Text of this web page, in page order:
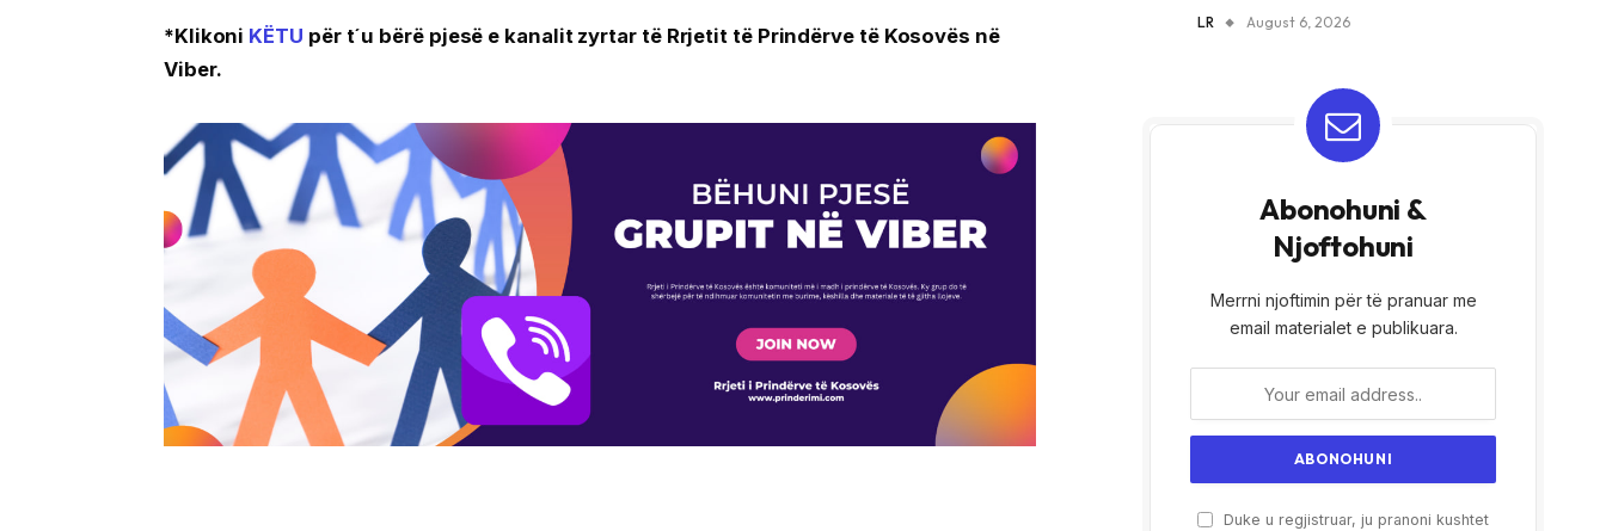
*Klikoni KËTU për t´u bërë pjesë e kanalit zyrtar të Rrjetit të Prindërve të Kosovës në
Viber.
LR August 6, 2026
Abonohuni &
Njoftohuni
Merrni njoftimin për të pranuar me
email materialet e publikuara.
Duke u regjistruar, ju pranoni kushtet